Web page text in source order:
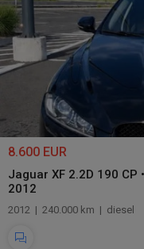
8.600 EUR
Jaguar XF 2.2D 190 CP
2012
2012 | 240.000 km | diesel